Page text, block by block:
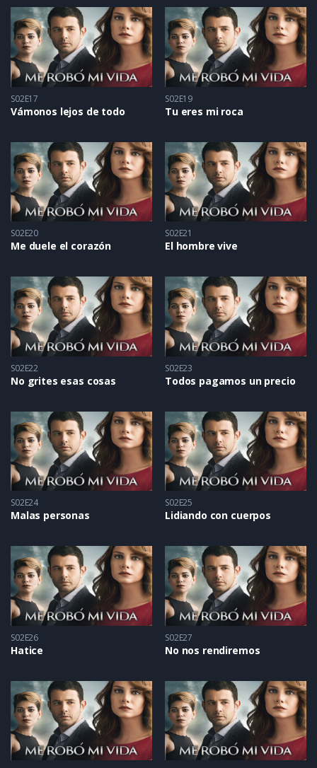
S02E17
Vámonos lejos de todo
S02E19
Tu eres mi roca
S02E20
Me duele el corazón
S02E21
El hombre vive
S02E22
No grites esas cosas
S02E23
Todos pagamos un precio
S02E24
Malas personas
S02E25
Lidiando con cuerpos
S02E26
Hatice
S02E27
No nos rendiremos